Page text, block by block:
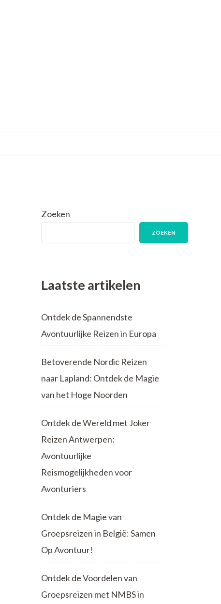
Zoeken
ZOEKEN
Laatste artikelen
Ontdek de Spannendste
Avontuurlijke Reizen in Europa
Betoverende Nordic Reizen
naar Lapland: Ontdek de Magie
van het Hoge Noorden
Ontdek de Wereld met Joker
Reizen Antwerpen:
Avontuurlijke
Reismogelijkheden voor
Avonturiers
Ontdek de Magie van
Groepsreizen in België: Samen
Op Avontuur!
Ontdek de Voordelen van
Groepsreizen met NMBS in